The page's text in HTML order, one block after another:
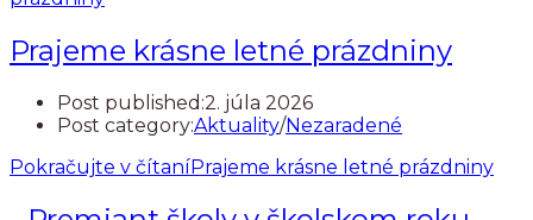
Prajeme krásne letné prázdniny
Post published:2. júla 2026
Post category:Aktuality/Nezaradené
Pokračujte v čítaníPrajeme krásne letné prázdniny